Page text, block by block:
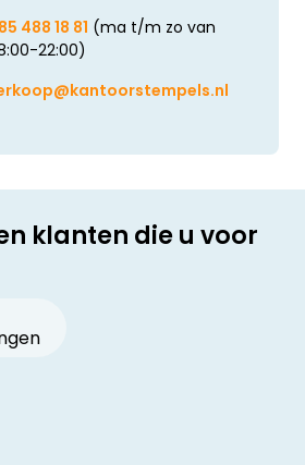
488 18 81 (ma t/m zo van
22:00)
klanten die u voor